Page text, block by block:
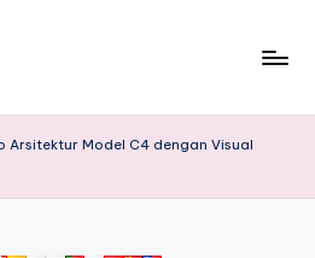
Arsitektur Model C4 dengan Visual